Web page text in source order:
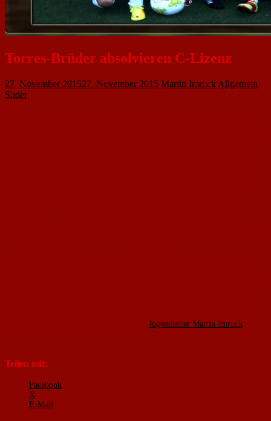
Torres-Brüder absolvieren C-Lizenz
27. November 201527. November 2015 Martin Imruck Allgemein
Slider
Jugendleiter Martin Imruck
Teilen mit:
Facebook
X
E-Mail